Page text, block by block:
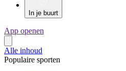
In je buurt
App openen
Alle inhoud
Populaire sporten